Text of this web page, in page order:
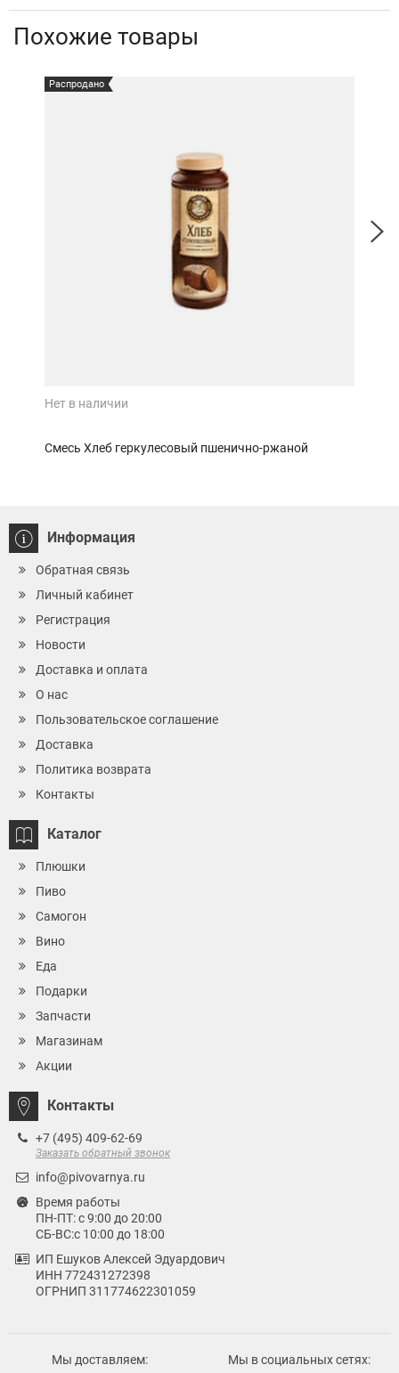
Похожие товары
Распродано
Нет в наличии
Смесь Хлеб геркулесовый пшенично-ржаной
Информация
Обратная связь
Личный кабинет
Регистрация
Новости
Доставка и оплата
О нас
Пользовательское соглашение
Доставка
Политика возврата
Контакты
Каталог
Плюшки
Пиво
Самогон
Вино
Еда
Подарки
Запчасти
Магазинам
Акции
Контакты
+7 (495) 409-62-69
Заказать обратный звонок
info@pivovarnya.ru
Время работы
ПН-ПТ: с 9:00 до 20:00
СБ-ВС:с 10:00 до 18:00
ИП Ешуков Алексей Эдуардович
ИНН 772431272398
ОГРНИП 311774622301059
Мы доставляем: Мы в социальных сетях: